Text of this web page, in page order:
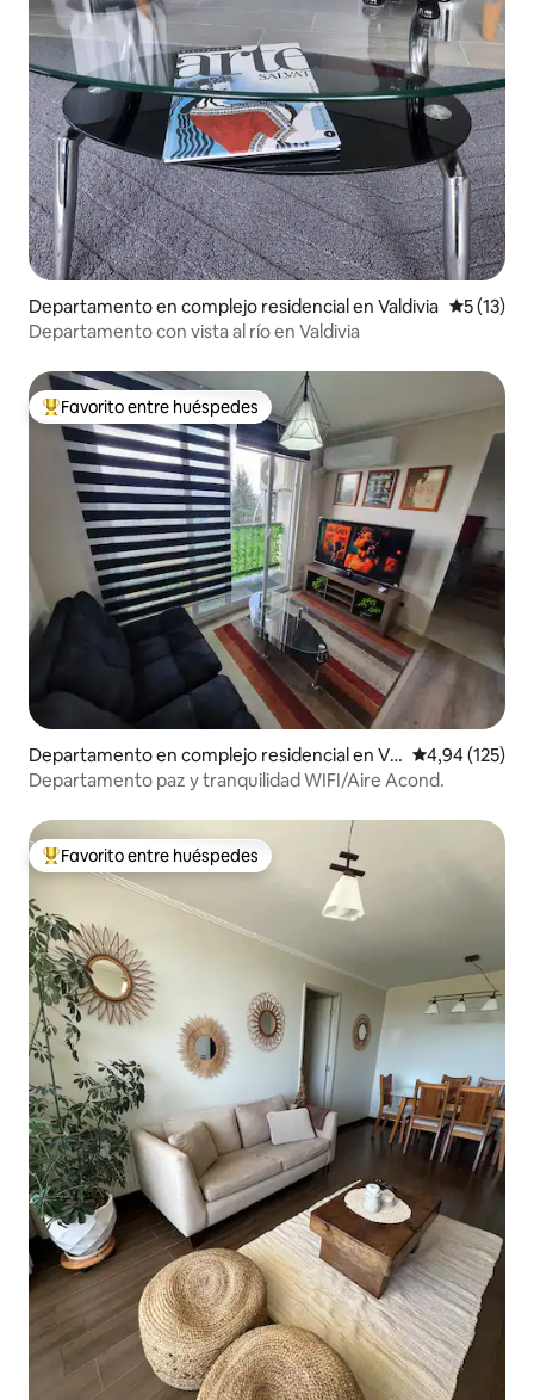
Departamento en complejo residencial en Valdivia
5 (13)
Departamento con vista al río en Valdivia
Favorito entre los huéspedes más destacados
Favorito entre huéspedes
Departamento en complejo residencial en Val
divia
Calificación
4,94 (125)
Departamento paz y tranquilidad WIFI/Aire Acond.
Favorito entre los huéspedes más destacados
Favorito entre huéspedes